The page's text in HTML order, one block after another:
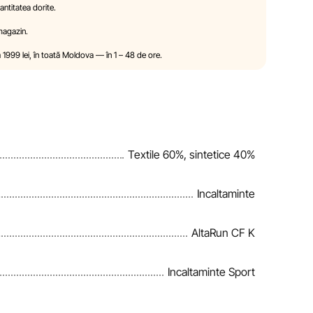
a modifica, în mod unilateral și fără notificare
și proprietățile produselor. Imaginile prezentate pe
pur ilustrativ. Informațiile generale despre produse
în cel mai scurt termen rezonabil.
dorite.
lei, în toată Moldova — în 1 – 48 de ore.
Textile 60%, sintetice 40%
Incaltaminte
AltaRun CF K
Incaltaminte Sport